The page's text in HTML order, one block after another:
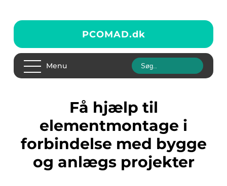
PCOMAD.dk
Menu
Få hjælp til
elementmontage i
forbindelse med bygge
og anlægs projekter